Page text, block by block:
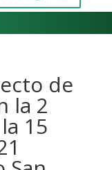
de
la 2
15